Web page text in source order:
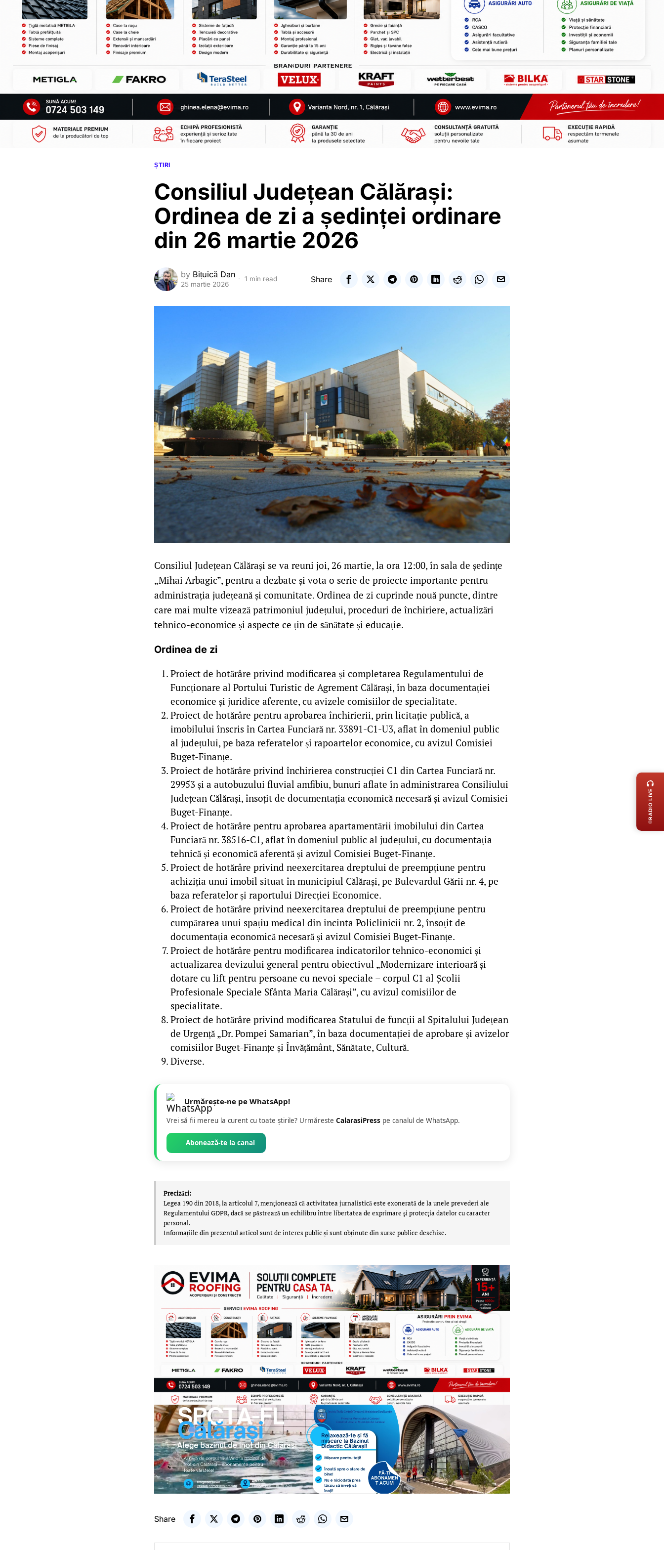
ȘTIRI
Consiliul Județean Călărași:
Ordinea de zi a ședinței ordinare
din 26 martie 2026
by Bițuică Dan
25 martie 2026
1 min read Share
Consiliul Județean Călărași se va reuni joi, 26 martie, la ora 12:00, în sala de ședințe
„Mihai Arbagic”, pentru a dezbate și vota o serie de proiecte importante pentru
administrația județeană și comunitate. Ordinea de zi cuprinde nouă puncte, dintre
care mai multe vizează patrimoniul județului, proceduri de închiriere, actualizări
tehnico-economice și aspecte ce țin de sănătate și educație.
Ordinea de zi
Proiect de hotărâre privind modificarea și completarea Regulamentului de
Funcționare al Portului Turistic de Agrement Călărași, în baza documentației
economice și juridice aferente, cu avizele comisiilor de specialitate.
Proiect de hotărâre pentru aprobarea închirierii, prin licitație publică, a
imobilului înscris în Cartea Funciară nr. 33891-C1-U3, aflat în domeniul public
al județului, pe baza referatelor și rapoartelor economice, cu avizul Comisiei
Buget-Finanțe.
Proiect de hotărâre privind închirierea construcției C1 din Cartea Funciară nr.
29953 și a autobuzului fluvial amfibiu, bunuri aflate în administrarea Consiliului
Județean Călărași, însoțit de documentația economică necesară și avizul Comisiei
Buget-Finanțe.
Proiect de hotărâre pentru aprobarea apartamentării imobilului din Cartea
Funciară nr. 38516-C1, aflat în domeniul public al județului, cu documentația
tehnică și economică aferentă și avizul Comisiei Buget-Finanțe.
Proiect de hotărâre privind neexercitarea dreptului de preempțiune pentru
achiziția unui imobil situat în municipiul Călărași, pe Bulevardul Gării nr. 4, pe
baza referatelor și raportului Direcției Economice.
Proiect de hotărâre privind neexercitarea dreptului de preempțiune pentru
cumpărarea unui spațiu medical din incinta Policlinicii nr. 2, însoțit de
documentația economică necesară și avizul Comisiei Buget-Finanțe.
Proiect de hotărâre pentru modificarea indicatorilor tehnico-economici și
actualizarea devizului general pentru obiectivul „Modernizare interioară și
dotare cu lift pentru persoane cu nevoi speciale – corpul C1 al Școlii
Profesionale Speciale Sfânta Maria Călărași”, cu avizul comisiilor de
specialitate.
Proiect de hotărâre privind modificarea Statului de funcții al Spitalului Județean
de Urgență „Dr. Pompei Samarian”, în baza documentației de aprobare și avizelor
comisiilor Buget-Finanțe și Învățământ, Sănătate, Cultură.
Diverse.
Urmărește-ne pe WhatsApp!
Vrei să fii mereu la curent cu toate știrile? Urmăreste CalarasiPress pe canalul de WhatsApp.
Abonează-te la canal
Precizări:
Legea 190 din 2018, la articolul 7, menţionează că activitatea jurnalistică este exonerată de la unele prevederi ale
Regulamentului GDPR, dacă se păstrează un echilibru între libertatea de exprimare şi protecţia datelor cu caracter
personal.
Informațiile din prezentul articol sunt de interes public și sunt obținute din surse publice deschise.
Share
RADIO LIVE